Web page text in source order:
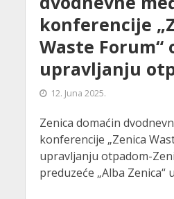
konferencije
Waste Forum“
upravljanju
12. Juna 2025.
Zenica domaćin
konferencije „Zenica
upravljanju otpadom-
preduzeće „Alba Zenica“